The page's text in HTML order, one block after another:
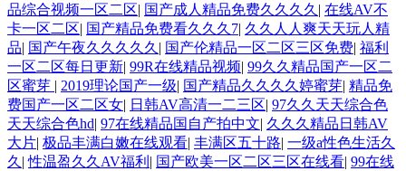
品综合视频一区二区| 国产成人精品免费久久久久 | 在线AV不
卡一区二区| 国产精品免费看久久久7| 久久人人爽天天玩人精
品| 国产午夜久久久久久 | 国产伦精品一区二区三区免费| 福利
一区二区每日更新| 99R在线精品视频| 99久久精品国产一区二
区蜜芽 | 2019理论国产一级| 国产精品久久久久婷蜜芽| 精品免
费国产一区二区女| 日韩AV高清一二三区| 97久久天天综合色
天天综合色hd| 97在线精品国自产拍中文| 久久久精品日韩AV
大片| 极品丰满白嫩在线观看| 丰满区五十路| 一级a性色生活久
久 |性温盈久久AV福利 | 国产欧美一区二区三区在线看| 99在线